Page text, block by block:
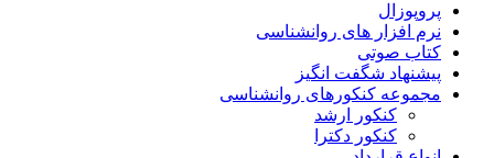
پروپوزال
نرم افزار های روانشناسی
کتاب صوتی
پیشنهاد شگفت انگیز
مجموعه کنکورهای روانشناسی
کنکور ارشد
کنکور دکترا